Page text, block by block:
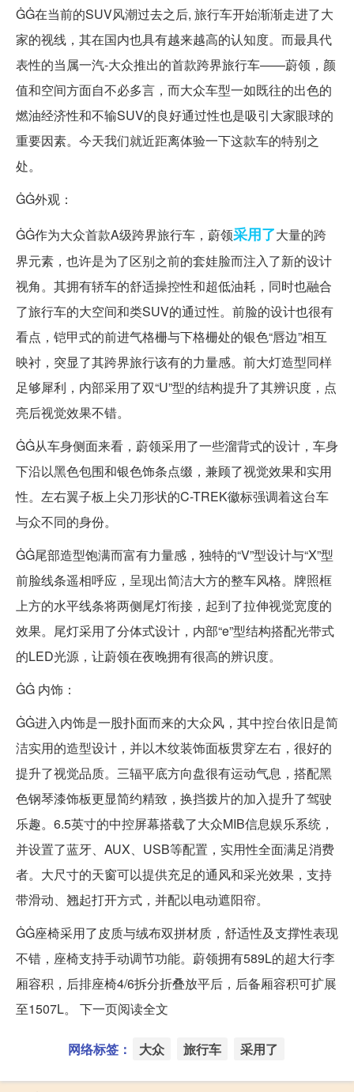
ĠĠ在当前的SUV风潮过去之后, 旅行车开始渐渐走进了大
家的视线，其在国内也具有越来越高的认知度。而最具代
表性的当属一汽-大众推出的首款跨界旅行车——蔚领，颜
值和空间方面自不必多言，而大众车型一如既往的出色的
燃油经济性和不输SUV的良好通过性也是吸引大家眼球的
重要因素。今天我们就近距离体验一下这款车的特别之
处。
ĠĠ外观：
ĠĠ作为大众首款A级跨界旅行车，蔚领采用了大量的跨
界元素，也许是为了区别之前的套娃脸而注入了新的设计
视角。其拥有轿车的舒适操控性和超低油耗，同时也融合
了旅行车的大空间和类SUV的通过性。前脸的设计也很有
看点，铠甲式的前进气格栅与下格栅处的银色“唇边”相互
映衬，突显了其跨界旅行该有的力量感。前大灯造型同样
足够犀利，内部采用了双“U”型的结构提升了其辨识度，点
亮后视觉效果不错。
ĠĠ从车身侧面来看，蔚领采用了一些溜背式的设计，车身
下沿以黑色包围和银色饰条点缀，兼顾了视觉效果和实用
性。左右翼子板上尖刀形状的C-TREK徽标强调着这台车
与众不同的身份。
ĠĠ尾部造型饱满而富有力量感，独特的“V”型设计与“X”型
前脸线条遥相呼应，呈现出简洁大方的整车风格。牌照框
上方的水平线条将两侧尾灯衔接，起到了拉伸视觉宽度的
效果。尾灯采用了分体式设计，内部“e”型结构搭配光带式
的LED光源，让蔚领在夜晚拥有很高的辨识度。
ĠĠ 内饰：
ĠĠ进入内饰是一股扑面而来的大众风，其中控台依旧是简
洁实用的造型设计，并以木纹装饰面板贯穿左右，很好的
提升了视觉品质。三辐平底方向盘很有运动气息，搭配黑
色钢琴漆饰板更显简约精致，换挡拨片的加入提升了驾驶
乐趣。6.5英寸的中控屏幕搭载了大众MIB信息娱乐系统，
并设置了蓝牙、AUX、USB等配置，实用性全面满足消费
者。大尺寸的天窗可以提供充足的通风和采光效果，支持
带滑动、翘起打开方式，并配以电动遮阳帘。
ĠĠ座椅采用了皮质与绒布双拼材质，舒适性及支撑性表现
不错，座椅支持手动调节功能。蔚领拥有589L的超大行李
厢容积，后排座椅4/6拆分折叠放平后，后备厢容积可扩展
至1507L。 下一页阅读全文
网络标签： 大众 旅行车 采用了